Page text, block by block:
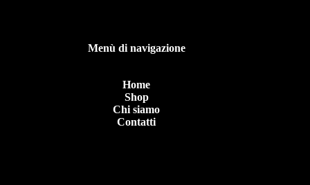
Menù di navigazione
Home
Shop
Chi siamo
Contatti